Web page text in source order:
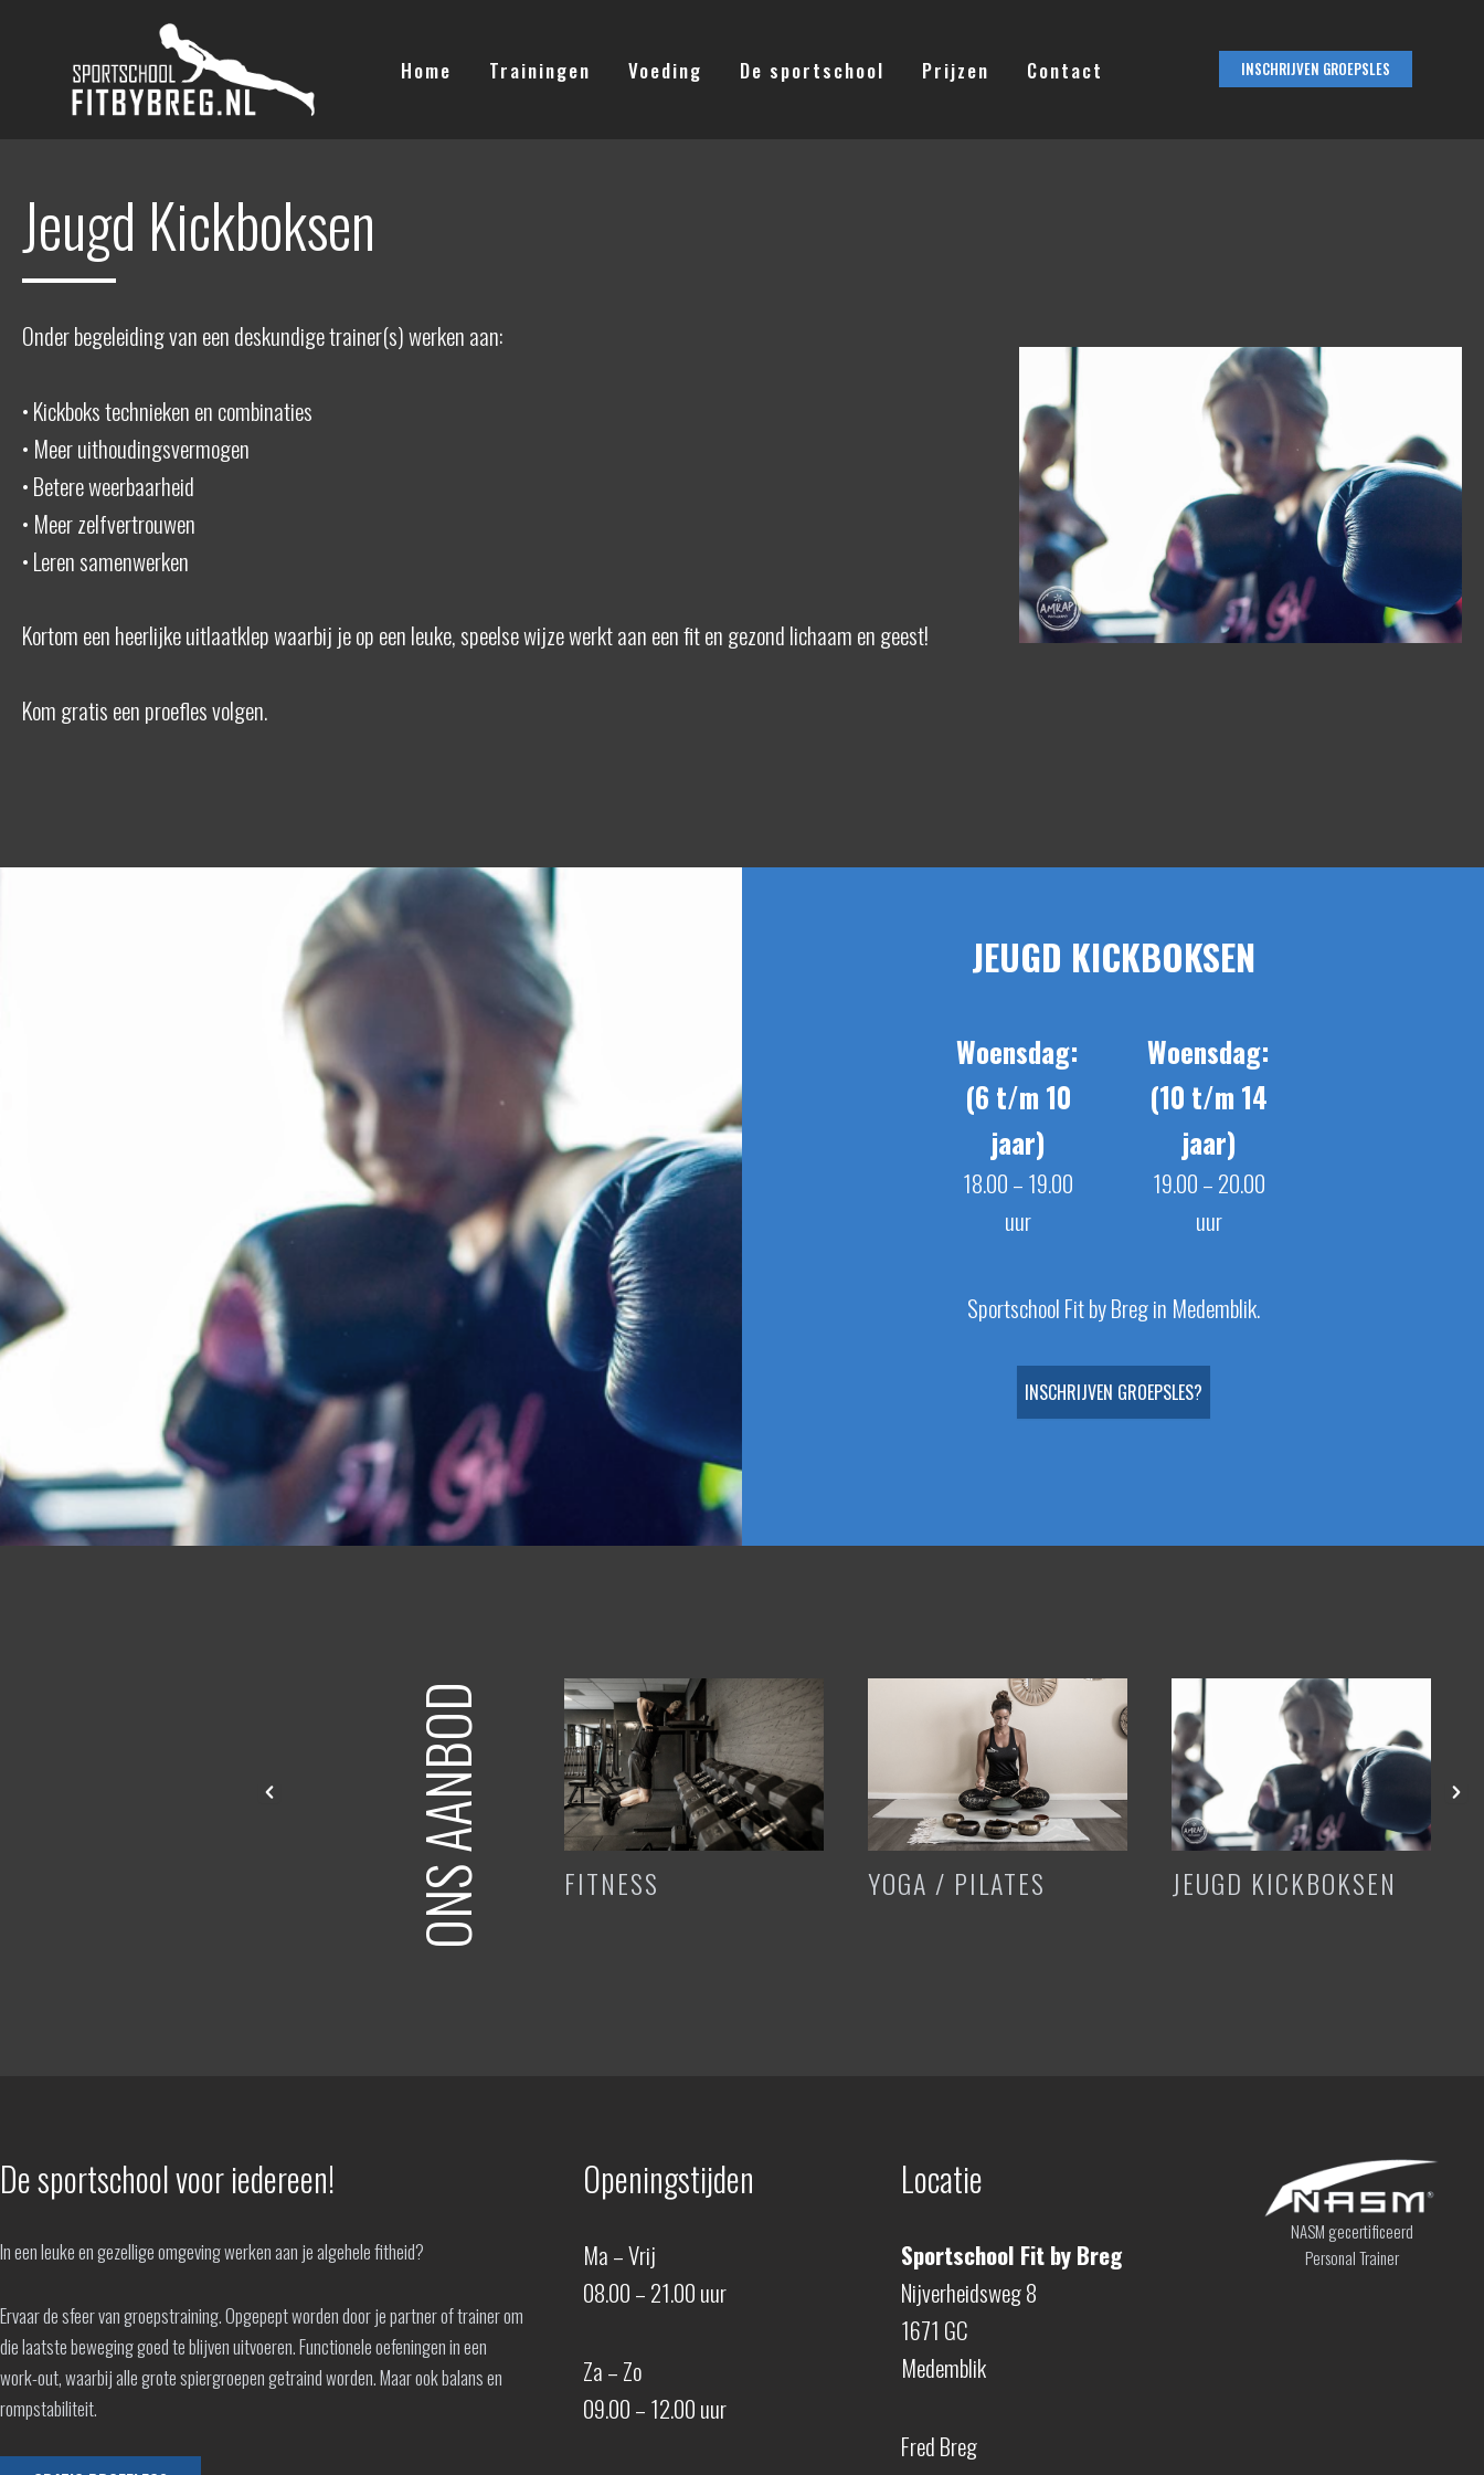
Home Trainingen Voeding De sportschool Prijzen Contact INSCHRIJVEN GROEPSLES
Jeugd Kickboksen
Onder begeleiding van een deskundige trainer(s) werken aan:
• Kickboks technieken en combinaties
• Meer uithoudingsvermogen
• Betere weerbaarheid
• Meer zelfvertrouwen
• Leren samenwerken
Kortom een heerlijke uitlaatklep waarbij je op een leuke, speelse wijze werkt aan een fit en gezond lichaam en geest!
Kom gratis een proefles volgen.
JEUGD KICKBOKSEN
Woensdag:
(6 t/m 10
jaar)
18.00 – 19.00
uur
Woensdag:
(10 t/m 14
jaar)
19.00 – 20.00
uur
Sportschool Fit by Breg in Medemblik.
INSCHRIJVEN GROEPSLES?
ONS AANBOD FITNESS YOGA / PILATES JEUGD KICKBOKSEN
De sportschool voor iedereen!
In een leuke en gezellige omgeving werken aan je algehele fitheid?
Ervaar de sfeer van groepstraining. Opgepept worden door je partner of trainer om
die laatste beweging goed te blijven uitvoeren. Functionele oefeningen in een
work-out, waarbij alle grote spiergroepen getraind worden. Maar ook balans en
rompstabiliteit.
Openingstijden
Ma – Vrij
08.00 – 21.00 uur
Za – Zo
09.00 – 12.00 uur
Locatie
Sportschool Fit by Breg
Nijverheidsweg 8
1671 GC
Medemblik
Fred Breg
NASM gecertificeerd
Personal Trainer